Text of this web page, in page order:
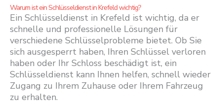
Warum ist ein Schlüsseldienst in Krefeld wichtig?
Ein Schlüsseldienst in Krefeld ist wichtig, da er
schnelle und professionelle Lösungen für
verschiedene Schlüsselprobleme bietet. Ob Sie
sich ausgesperrt haben, Ihren Schlüssel verloren
haben oder Ihr Schloss beschädigt ist, ein
Schlüsseldienst kann Ihnen helfen, schnell wieder
Zugang zu Ihrem Zuhause oder Ihrem Fahrzeug
zu erhalten.